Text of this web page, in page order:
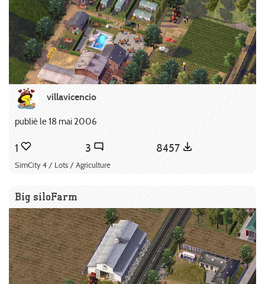
villavicencio
publié le 18 mai 2006
1 3 8457
SimCity 4 / Lots / Agriculture
Big siloFarm